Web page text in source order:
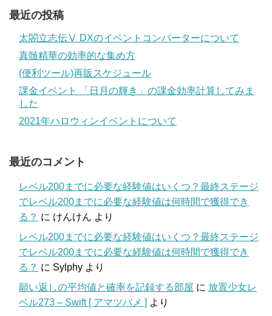
最近の投稿
太閤立志伝Ⅴ DXのイベントコンバーターについて
真髄精華の効率的な集め方
(便利ツール)再販スケジュール
課金イベント 「日月の輝き」の課金効率計算してみま
した
2021年ハロウィンイベントについて
最近のコメント
レベル200までに必要な経験値はいくつ？最終ステージ
でレベル200までに必要な経験値は何時間で獲得でき
る？ に けんけん より
レベル200までに必要な経験値はいくつ？最終ステージ
でレベル200までに必要な経験値は何時間で獲得でき
る？ に Sylphy より
願い返しの平均値と確率を記録する部屋 に 放置少女レ
ベル273 – Swift [ アマツバメ ] より